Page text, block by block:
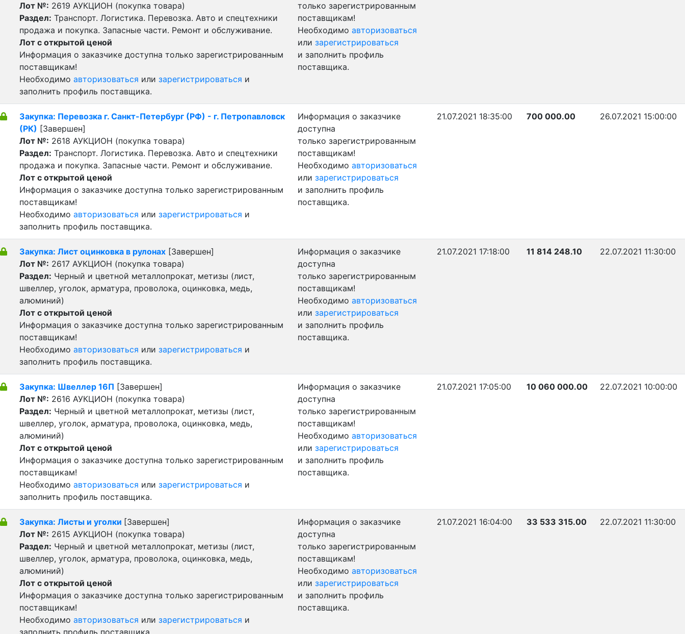
Лот №: 2619 АУКЦИОН (покупка товара)
Раздел: Транспорт. Логистика. Перевозка. Авто и спецтехники
продажа и покупка. Запасные части. Ремонт и обслуживание.
Лот с открытой ценой
Информация о заказчике доступна только зарегистрированным
поставщикам!
Необходимо авторизоваться или зарегистрироваться и
заполнить профиль поставщика.
только зарегистрированным
поставщикам!
Необходимо авторизоваться
или зарегистрироваться
и заполнить профиль
поставщика.
Закупка: Перевозка г. Санкт-Петербург (РФ) - г. Петропавловск
(РК) [Завершен]
Лот №: 2618 АУКЦИОН (покупка товара)
Раздел: Транспорт. Логистика. Перевозка. Авто и спецтехники
продажа и покупка. Запасные части. Ремонт и обслуживание.
Лот с открытой ценой
Информация о заказчике доступна только зарегистрированным
поставщикам!
Необходимо авторизоваться или зарегистрироваться и
заполнить профиль поставщика.
Информация о заказчике
доступна
только зарегистрированным
поставщикам!
Необходимо авторизоваться
или зарегистрироваться
и заполнить профиль
поставщика.
21.07.2021 18:35:00 700 000.00 26.07.2021 15:00:00
Закупка: Лист оцинковка в рулонах [Завершен]
Лот №: 2617 АУКЦИОН (покупка товара)
Раздел: Черный и цветной металлопрокат, метизы (лист,
швеллер, уголок, арматура, проволока, оцинковка, медь,
алюминий)
Лот с открытой ценой
Информация о заказчике доступна только зарегистрированным
поставщикам!
Необходимо авторизоваться или зарегистрироваться и
заполнить профиль поставщика.
Информация о заказчике
доступна
только зарегистрированным
поставщикам!
Необходимо авторизоваться
или зарегистрироваться
и заполнить профиль
поставщика.
21.07.2021 17:18:00 11 814 248.10 22.07.2021 11:30:00
Закупка: Швеллер 16П [Завершен]
Лот №: 2616 АУКЦИОН (покупка товара)
Раздел: Черный и цветной металлопрокат, метизы (лист,
швеллер, уголок, арматура, проволока, оцинковка, медь,
алюминий)
Лот с открытой ценой
Информация о заказчике доступна только зарегистрированным
поставщикам!
Необходимо авторизоваться или зарегистрироваться и
заполнить профиль поставщика.
Информация о заказчике
доступна
только зарегистрированным
поставщикам!
Необходимо авторизоваться
или зарегистрироваться
и заполнить профиль
поставщика.
21.07.2021 17:05:00 10 060 000.00 22.07.2021 10:00:00
Закупка: Листы и уголки [Завершен]
Лот №: 2615 АУКЦИОН (покупка товара)
Раздел: Черный и цветной металлопрокат, метизы (лист,
швеллер, уголок, арматура, проволока, оцинковка, медь,
алюминий)
Лот с открытой ценой
Информация о заказчике доступна только зарегистрированным
поставщикам!
Необходимо авторизоваться или зарегистрироваться и
заполнить профиль поставщика.
Информация о заказчике
доступна
только зарегистрированным
поставщикам!
Необходимо авторизоваться
или зарегистрироваться
и заполнить профиль
поставщика.
21.07.2021 16:04:00 33 533 315.00 22.07.2021 11:30:00